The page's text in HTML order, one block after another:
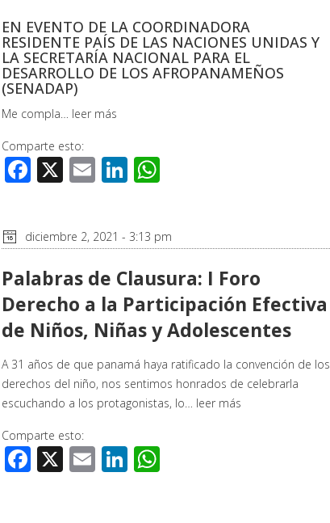
EN EVENTO DE LA COORDINADORA
RESIDENTE PAÍS DE LAS NACIONES UNIDAS Y
LA SECRETARÍA NACIONAL PARA EL
DESARROLLO DE LOS AFROPANAMEÑOS
(SENADAP)
Me compla… leer más
Comparte esto:
Facebook
X EmailLinkedIn
diciembre 2, 2021 - 3:13 pm
Palabras de Clausura: I Foro
Derecho a la Participación Efectiva
de Niños, Niñas y Adolescentes
A 31 años de que panamá haya ratificado la convención de los
derechos del niño, nos sentimos honrados de celebrarla
escuchando a los protagonistas, lo… leer más
Comparte esto:
Facebook
X EmailLinkedIn